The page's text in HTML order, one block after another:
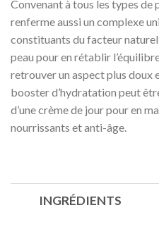
Convenant à tous les types de
renferme aussi un complexe
constituants du facteur
peau pour en rétablir
retrouver un aspect plus doux
booster d’hydratation peut
d’une crème de jour pour en
nourrissants et anti-âge.
INGRÉDIENTS